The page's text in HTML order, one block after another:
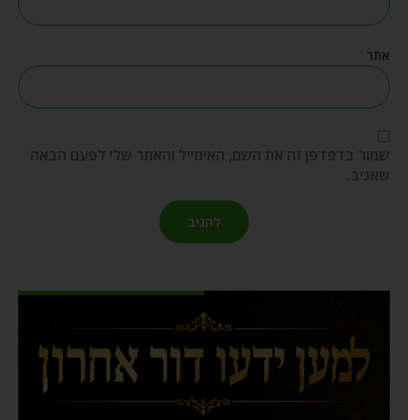
אתר
שמור בדפדפן זה את השם, האימייל והאתר שלי לפעם הבאה
שאגיב.